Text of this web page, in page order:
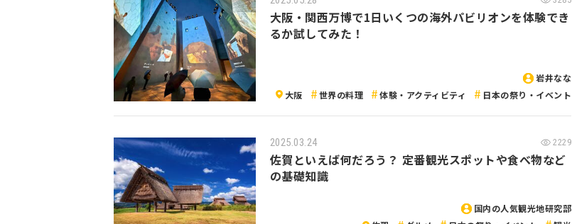
大阪・関西万博で1日いくつの海外パビリオンを体験でき
るか試してみた！
岩井なな
大阪
世界の料理 体験・アクティビティ 日本の祭り・イベント
2025.03.24 2229
佐賀といえば何だろう？ 定番観光スポットや食べ物など
の基礎知識
国内の人気観光地研究部